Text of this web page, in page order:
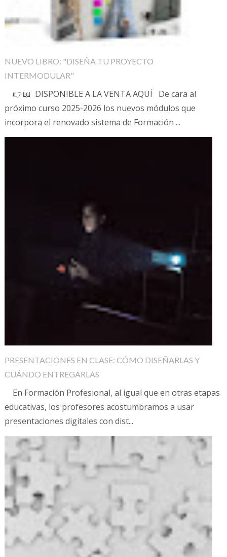
NUEVO LIBRO: "DISEÑA TU PROYECTO
INTERMODULAR"
👉📖 DISPONIBLE A LA VENTA AQUÍ De cara al
próximo curso 2025-2026 los nuevos módulos que
incorpora el renovado sistema de Formación ...
PRESENTACIONES EN CLASE: CÓMO DISEÑARLAS Y
CUÁNDO ENTREGARLAS
En Formación Profesional, al igual que en otras etapas
educativas, los profesores acostumbramos a usar
presentaciones digitales con dist...